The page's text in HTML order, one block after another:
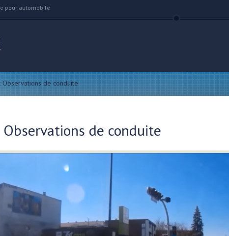
pour automobile
Observations de conduite
de conduite